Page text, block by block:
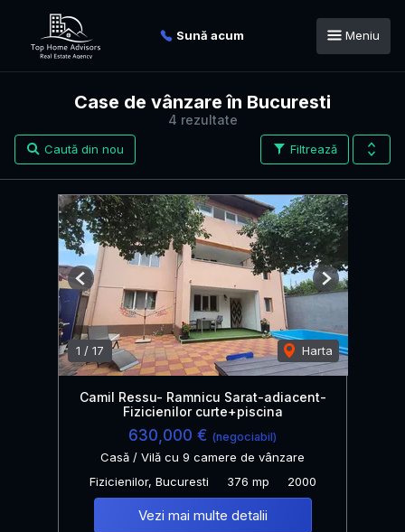
Sună acum Meniu
4 rezultate
Case de vânzare în Bucuresti
Filtrează
Caută din nou
1 / 17 Harta
Previous Next
Camil Ressu- Ramnicu Sarat-adiacent-
Fizicienilor curte+piscina
630,000 € (negociabil)
Casă / Vilă cu 9 camere de vânzare
Fizicienilor, Bucuresti
376 mp 2000
Vezi mai multe detalii